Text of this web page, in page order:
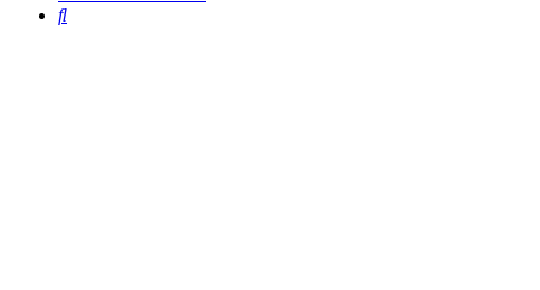
Buscar